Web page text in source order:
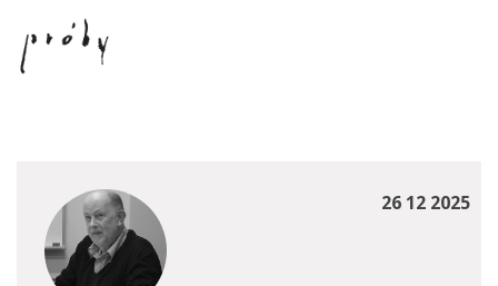
26 12 2025